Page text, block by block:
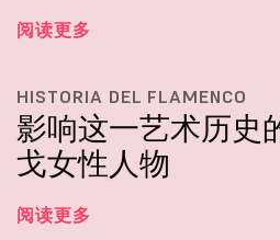
阅读更多
HISTORIA DEL FLAMENCO
影响这一艺术历史
戈女性人物
阅读更多